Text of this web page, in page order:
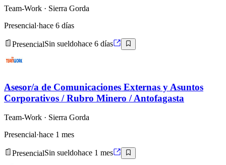
Team-Work · Sierra Gorda
Presencial·hace 6 días
PresencialSin sueldohace 6 días
Asesor/a de Comunicaciones Externas y Asuntos
Corporativos / Rubro Minero / Antofagasta
Team-Work · Sierra Gorda
Presencial·hace 1 mes
PresencialSin sueldohace 1 mes